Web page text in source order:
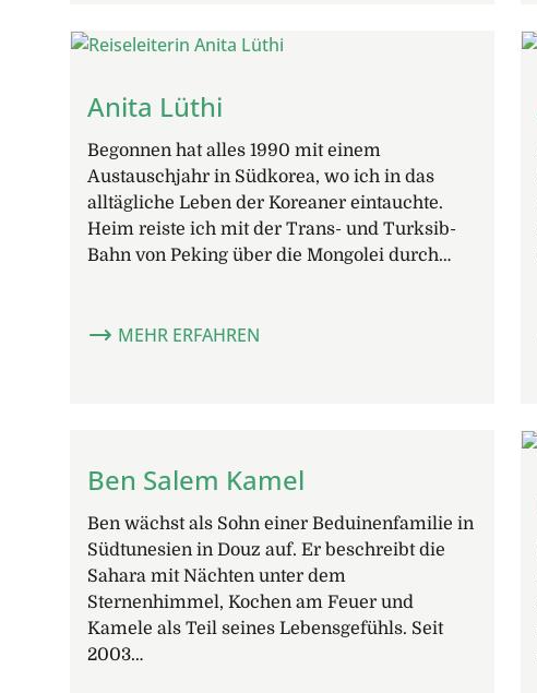
Anita Lüthi
Begonnen hat alles 1990 mit einem
Austauschjahr in Südkorea, wo ich in das
alltägliche Leben der Koreaner eintauchte.
Heim reiste ich mit der Trans- und Turksib-
Bahn von Peking über die Mongolei durch…
MEHR ERFAHREN
Ben Salem Kamel
Ben wächst als Sohn einer Beduinenfamilie in
Südtunesien in Douz auf. Er beschreibt die
Sahara mit Nächten unter dem
Sternenhimmel, Kochen am Feuer und
Kamele als Teil seines Lebensgefühls. Seit
2003…